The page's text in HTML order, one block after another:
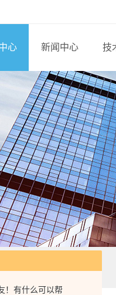
！有什么可以帮
心 新闻中心 技